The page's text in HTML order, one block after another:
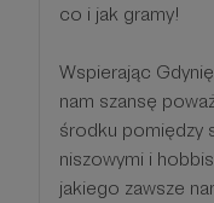
co i jak gramy!
Wspierając
nam szansę
środku pomiędzy
niszowymi i
jakiego zawsze